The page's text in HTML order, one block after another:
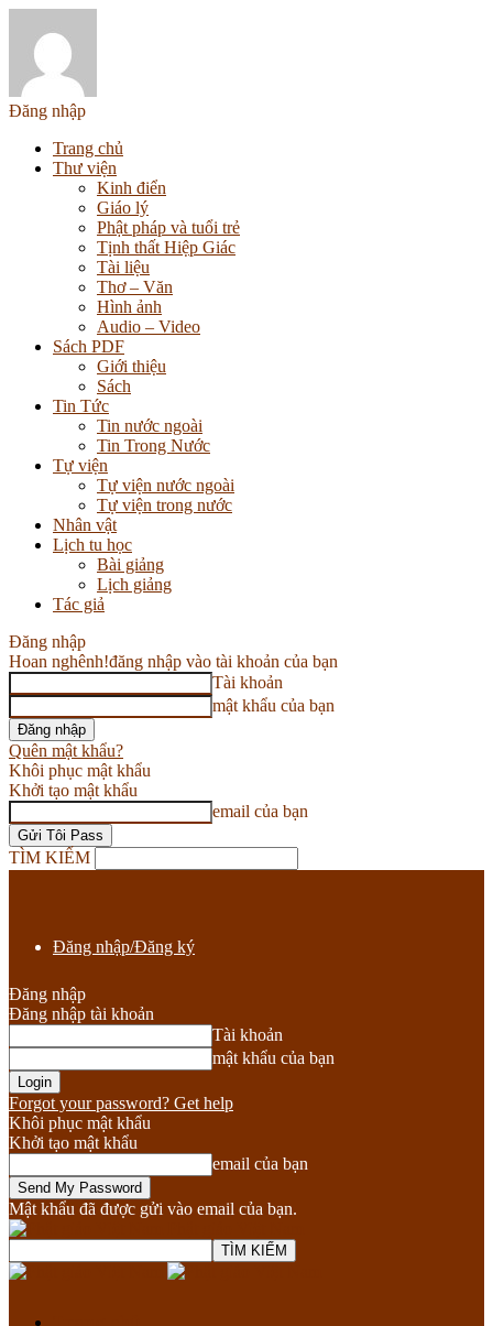
Đăng nhập
Trang chủ
Thư viện
Kinh điển
Giáo lý
Phật pháp và tuổi trẻ
Tịnh thất Hiệp Giác
Tài liệu
Thơ – Văn
Hình ảnh
Audio – Video
Sách PDF
Giới thiệu
Sách
Tin Tức
Tin nước ngoài
Tin Trong Nước
Tự viện
Tự viện nước ngoài
Tự viện trong nước
Nhân vật
Lịch tu học
Bài giảng
Lịch giảng
Tác giả
Đăng nhập
Hoan nghênh!đăng nhập vào tài khoản của bạn
Tài khoản
mật khẩu của bạn
Quên mật khẩu?
Khôi phục mật khẩu
Khởi tạo mật khẩu
email của bạn
TÌM KIẾM
Đăng nhập/Đăng ký
Đăng nhập
Đăng nhập tài khoản
Tài khoản
mật khẩu của bạn
Forgot your password? Get help
Khôi phục mật khẩu
Khởi tạo mật khẩu
email của bạn
Mật khẩu đã được gửi vào email của bạn.